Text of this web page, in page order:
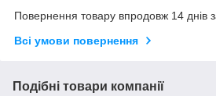
Повернення товару впродовж 14 днів
Всі умови повернення
Подібні товари компанії